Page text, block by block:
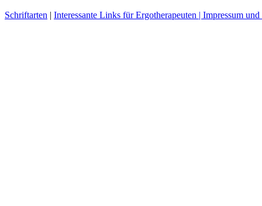
Schriftarten | Interessante Links für Ergotherapeuten | Impressum